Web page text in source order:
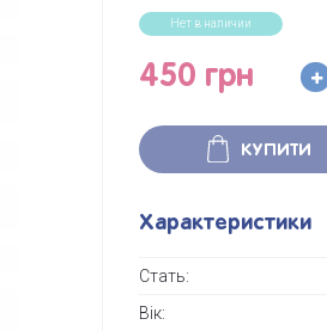
Нет в наличии
450 грн
КУПИТИ
Характеристики
Стать:
Вік: